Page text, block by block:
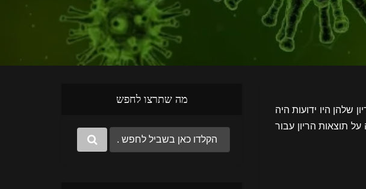
מה שתרצו לחפש
היו ידועות היה
על תוצאות הריון עבור